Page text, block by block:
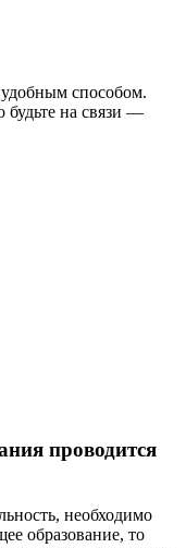
способом.
будьте на связи —
проводится
необходимо
образование, то